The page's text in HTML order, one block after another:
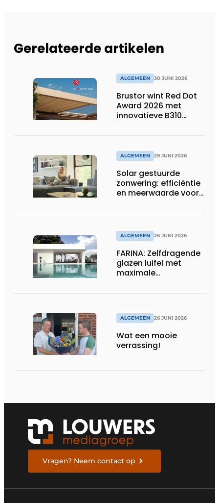
Gerelateerde artikelen
ALGEMEEN 30 JUNI 2026
Brustor wint Red Dot
Award 2026 met
innovatieve B310
ALGEMEEN 29 JUNI 2026
Solar gestuurde
zonwering: efficiëntie
en meerwaarde voor
ALGEMEEN 26 JUNI 2026
FARINA: Zelfdragende
glazen luifel met
maximale
ALGEMEEN 26 JUNI 2026
Wat een mooie
verrassing!
Vragen? Neem contact op